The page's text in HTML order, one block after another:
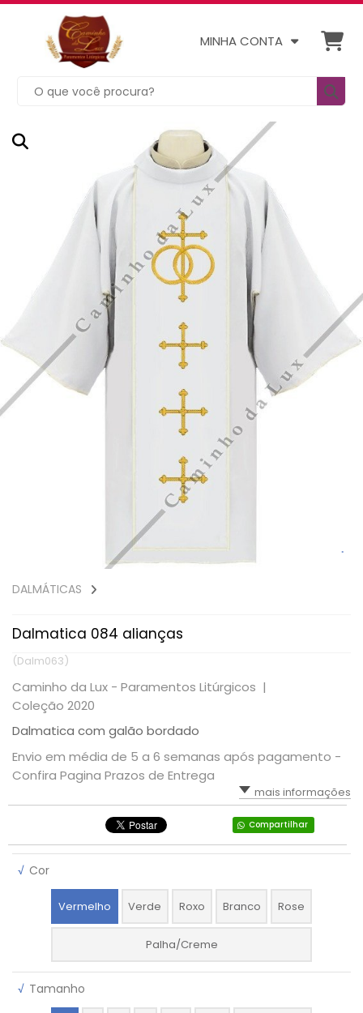
MINHA CONTA
DALMÁTICAS
Dalmatica 084 alianças
(Dalm063)
Caminho da Lux - Paramentos Litúrgicos |
Coleção 2020
Dalmatica com galão bordado
Envio em média de 5 a 6 semanas após pagamento -
Confira Pagina Prazos de Entrega
mais informações
Compartilhar
√ Cor
Vermelho Verde Roxo Branco Rose
Palha/Creme
√ Tamanho